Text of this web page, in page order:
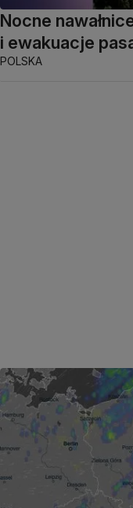
Nocne
i ewakuacje
POLSKA